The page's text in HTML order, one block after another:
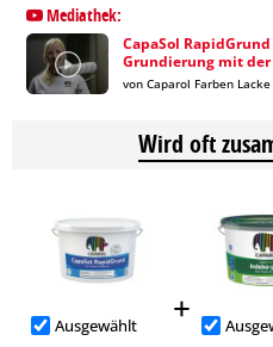
Mediathek:
CapaSol
Grundierung mit der
von Caparol Farben
Wird oft
Ausgewählt